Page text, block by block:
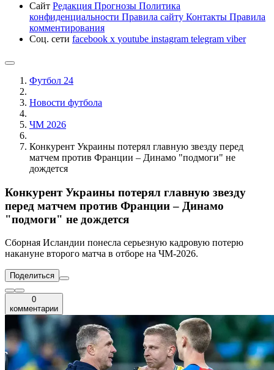
Сайт Редакция Прогнозы Политика
конфиденциальности Правила сайту Контакты Правила
комментирования
Соц. сети facebook x youtube instagram telegram viber
Футбол 24
Новости футбола
ЧМ 2026
Конкурент Украины потерял главную звезду перед
матчем против Франции – Динамо "подмоги" не
дождется
Конкурент Украины потерял главную звезду
перед матчем против Франции – Динамо
"подмоги" не дождется
Сборная Исландии понесла серьезную кадровую потерю
накануне второго матча в отборе на ЧМ-2026.
Поделиться
0
комментарии